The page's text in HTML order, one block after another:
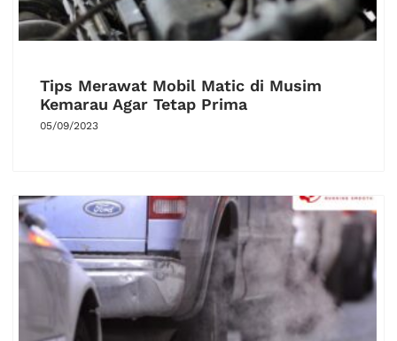
Tips Merawat Mobil Matic di Musim
Kemarau Agar Tetap Prima
05/09/2023